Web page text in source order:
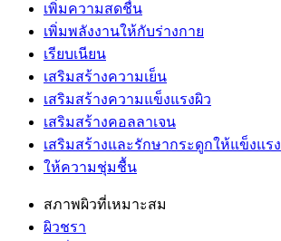
เพิ่มความสดชื่น
เพิ่มพลังงานให้กับร่างกาย
เรียบเนียน
เสริมสร้างความเย็น
เสริมสร้างความแข็งแรงผิว
เสริมสร้างคอลลาเจน
เสริมสร้างและรักษากระดูกให้แข็งแรง
ให้ความชุ่มชื้น
สภาพผิวที่เหมาะสม
ผิวชรา